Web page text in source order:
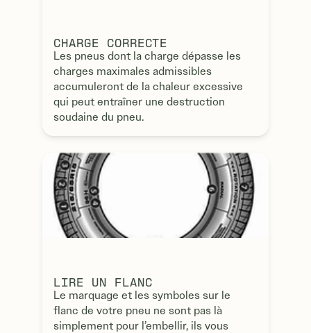
CHARGE CORRECTE
Les pneus dont la charge dépasse les
charges maximales admissibles
accumuleront de la chaleur excessive
qui peut entraîner une destruction
soudaine du pneu.
LIRE UN FLANC
Le marquage et les symboles sur le
flanc de votre pneu ne sont pas là
simplement pour l’embellir, ils vous